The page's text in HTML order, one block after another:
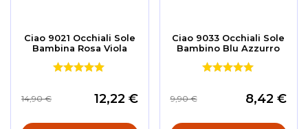
Ciao 9021 Occhiali Sole
Bambina Rosa Viola
12,22 €
14,90 €
Ciao 9033 Occhiali Sole
Bambino Blu Azzurro
8,42 €
9,90 €